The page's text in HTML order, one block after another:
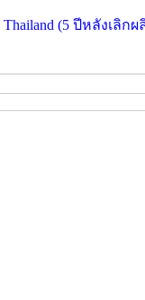
Thailand (5 ปีหลังเลิกผ